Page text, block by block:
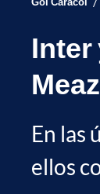
Inter
En las
ellos